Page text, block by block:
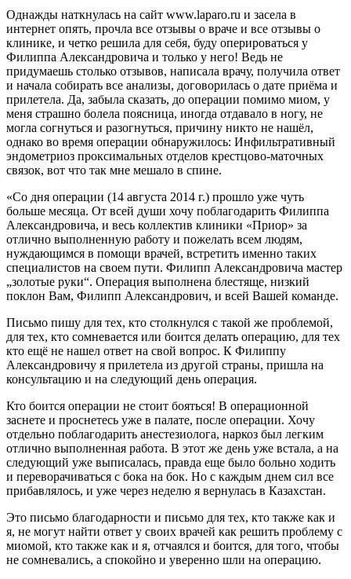
Однажды наткнулась на сайт www.laparo.ru и засела в
интернет опять, прочла все отзывы о враче и все отзывы о
клинике, и четко решила для себя, буду оперироваться у
Филиппа Александровича и только у него! Ведь не
придумаешь столько отзывов, написала врачу, получила ответ
и начала собирать все анализы, договорилась о дате приёма и
прилетела. Да, забыла сказать, до операции помимо миом, у
меня страшно болела поясница, иногда отдавало в ногу, не
могла согнуться и разогнуться, причину никто не нашёл,
однако во время операции обнаружилось: Инфильтративный
эндометриоз проксимальных отделов крестцово-маточных
связок, вот что так мне мешало в спине.
«Со дня операции (14 августа 2014 г.) прошло уже чуть
больше месяца. От всей души хочу поблагодарить Филиппа
Александровича, и весь коллектив клиники «Приор» за
отлично выполненную работу и пожелать всем людям,
нуждающимся в помощи врачей, встретить именно таких
специалистов на своем пути. Филипп Александровича мастер
„золотые руки“. Операция выполнена блестяще, низкий
поклон Вам, Филипп Александрович, и всей Вашей команде.
Письмо пишу для тех, кто столкнулся с такой же проблемой,
для тех, кто сомневается или боится делать операцию, для тех
кто ещё не нашел ответ на свой вопрос. К Филиппу
Александровичу я прилетела из другой страны, пришла на
консультацию и на следующий день операция.
Кто боится операции не стоит бояться! В операционной
заснете и проснетесь уже в палате, после операции. Хочу
отдельно поблагодарить анестезиолога, наркоз был легким
отлично выполненная работа. В этот же день уже встала, а на
следующий уже выписалась, правда еще было больно ходить
и переворачиваться с бока на бок. Но с каждым днем сил все
прибавлялось, и уже через неделю я вернулась в Казахстан.
Это письмо благодарности и письмо для тех, кто также как и
я, не могут найти ответ у своих врачей как решить проблему с
миомой, кто также как и я, отчаялся и боится, для того, чтобы
не сомневались, а спокойно и уверенно шли на операцию.